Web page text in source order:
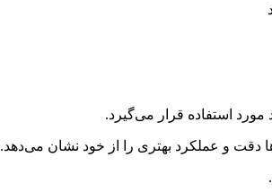
استفاده قرار می‌گیرد.
دقت و عملکرد بهتری را از خود نشان می‌دهد.